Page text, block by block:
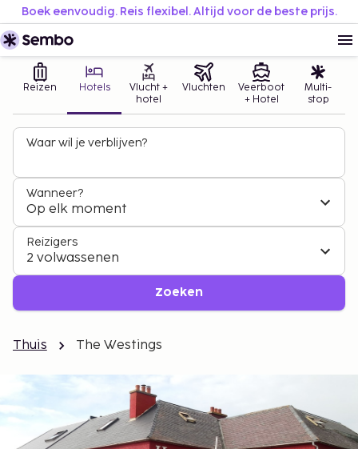
Boek eenvoudig. Reis flexibel. Altijd voor de beste prijs.
Reizen Hotels
Vlucht +
hotel
Vluchten
Veerboot
+ Hotel
Multi-
stop
Waar wil je verblijven?
Wanneer?
Op elk moment
Reizigers
2 volwassenen
Zoeken
Thuis The Westings